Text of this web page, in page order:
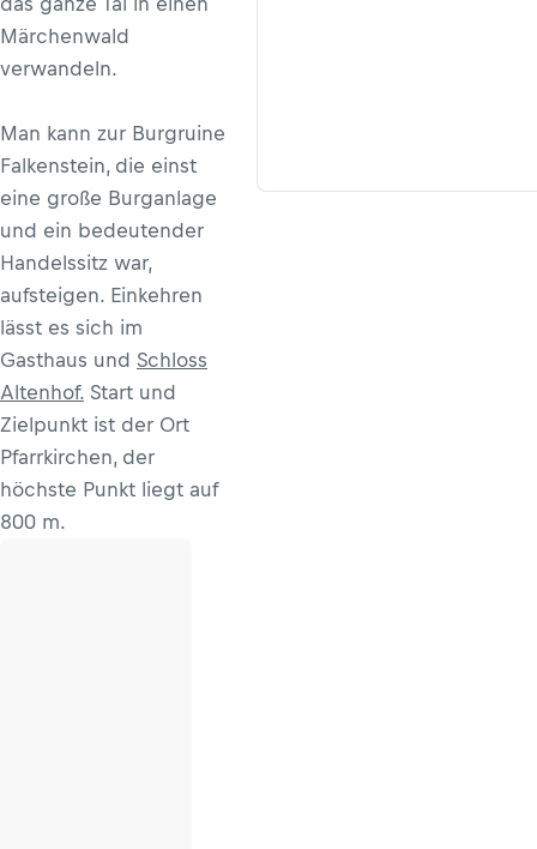
Märchenwald
verwandeln.
Man kann zur Burgruine
Falkenstein, die einst
eine große Burganlage
und ein bedeutender
Handelssitz war,
aufsteigen. Einkehren
lässt es sich im
Gasthaus und Schloss
Altenhof. Start und
Zielpunkt ist der Ort
Pfarrkirchen, der
höchste Punkt liegt auf
800 m.